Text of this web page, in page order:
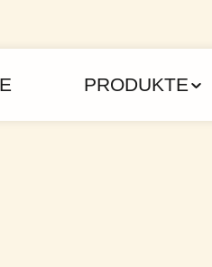
PRODUKTE